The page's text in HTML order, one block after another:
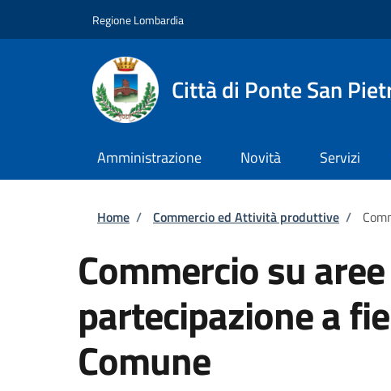
Regione Lombardia
Città di Ponte San
Amministrazione Novità Servizi
Briciole di pane
Home / Commercio ed Attività produttive /
Commercio su
partecipazione a
Comune